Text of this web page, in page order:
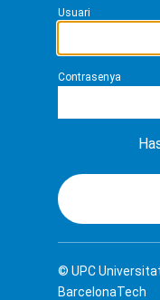
Usuari
Contrasenya
© UPC
BarcelonaTech